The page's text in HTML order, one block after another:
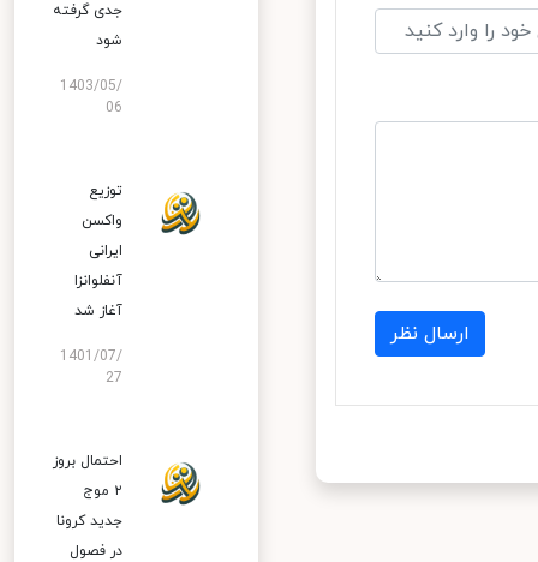
ارسال نظر
جدی گرفته
شود
1403/05/
06
توزیع
واکسن
ایرانی
آنفلوانزا
آغاز شد
1401/07/
27
احتمال بروز
۲ موج
جدید کرونا
در فصول